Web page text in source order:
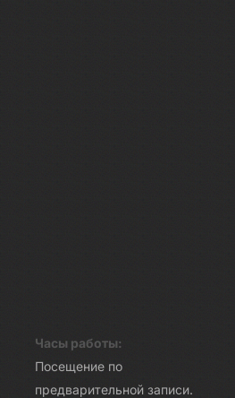
Часы работы:
Посещение по
предварительной записи.